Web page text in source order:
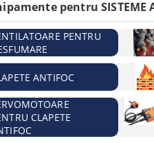
PENTRU
ANTIFOC
CLAPETE